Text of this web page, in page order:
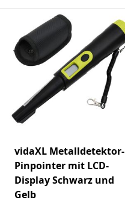
vidaXL Metalldetektor-
Pinpointer mit LCD-
Display Schwarz und
Gelb